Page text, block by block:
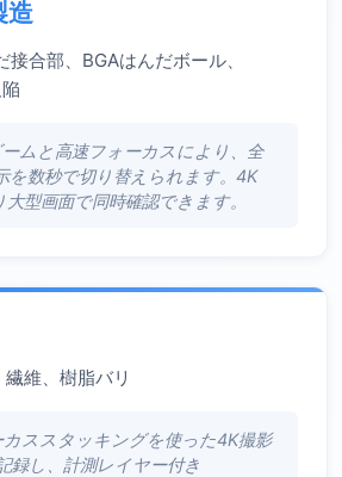
造
接合部、BGAはんだボール、
ームと高速フォーカスにより、全
を数秒で切り替えられます。4K
型画面で同時確認できます。
維、樹脂バリ
カススタッキングを使った4K撮影
録し、計測レイヤー付き